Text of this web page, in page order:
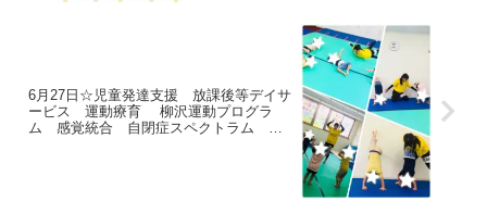
6月27日☆児童発達支援 放課後等デイサ
ービス 運動療育 柳沢運動プログラ
ム 感覚統合 自閉症スペクトラム Ａ